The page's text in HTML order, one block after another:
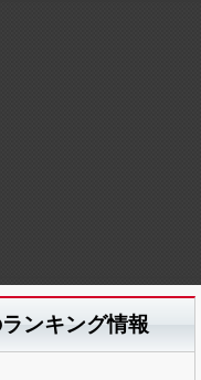
ンキング情報